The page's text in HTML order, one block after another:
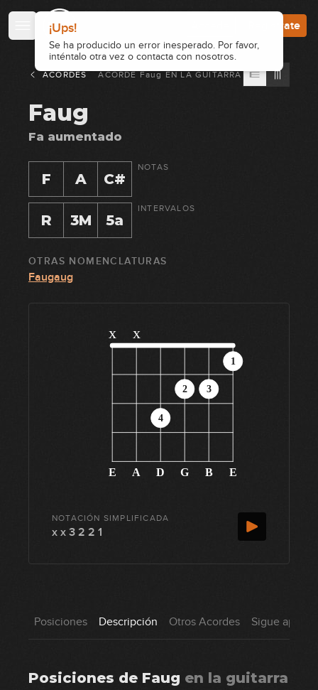
Regístrate
ACORDES ACORDE Faug EN LA GUITARRA
Faug
Fa aumentado
F A C#
NOTAS
R 3M 5a
INTERVALOS
OTRAS NOMENCLATURAS
Faugaug
E A D G B E
x x
4
2 3
1
NOTACIÓN SIMPLIFICADA
x x 3 2 2 1
Posiciones Descripción Otros Acordes Sigue
Posiciones de Faug en la guitarra